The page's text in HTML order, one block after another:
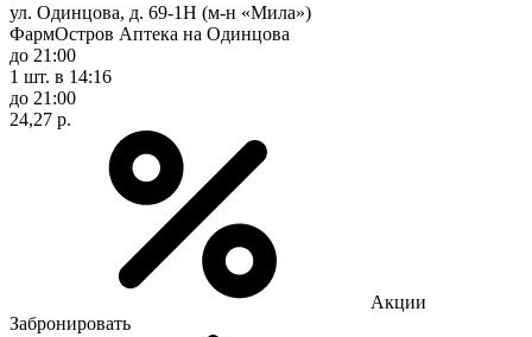
ул. Одинцова, д. 69-1Н (м-н «Мила»)
ФармОстров Аптека на Одинцова
до 21:00
1 шт. в 14:16
до 21:00
24,27 р.
Акции
Забронировать